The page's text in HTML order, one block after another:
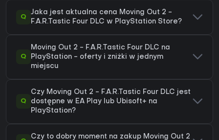
Q
Jaka jest aktualna cena Moving Out 2 -
F.A.R.Tastic Four DLC w PlayStation Store?
Q
Moving Out 2 - F.A.R.Tastic Four DLC na
PlayStation - oferty i zniżki w jednym
miejscu
Q
Czy Moving Out 2 - F.A.R.Tastic Four DLC jest
dostępne w EA Play lub Ubisoft+ na
PlayStation?
Czy to dobry moment na zakup Moving Out 2